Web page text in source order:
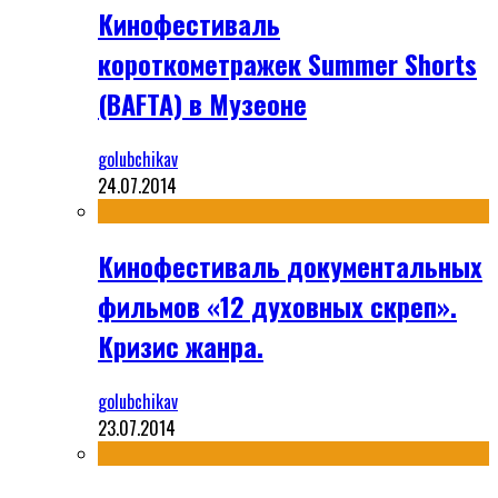
Кинофестиваль
короткометражек Summer Shorts
(BAFTA) в Музеоне
golubchikav
24.07.2014
Кинофестиваль документальных
фильмов «12 духовных скреп».
Кризис жанра.
golubchikav
23.07.2014